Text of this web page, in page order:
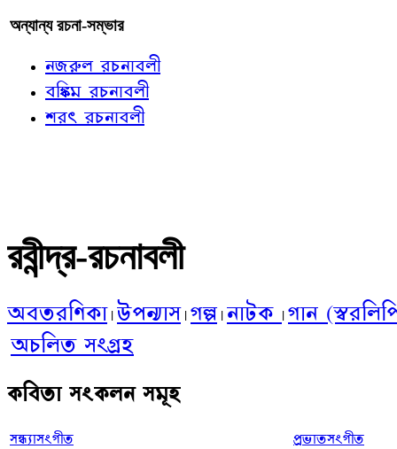
অন্যান্য রচনা-সম্ভার
নজরুল রচনাবলী
বঙ্কিম রচনাবলী
শরৎ রচনাবলী
রবীন্দ্র-রচনাবলী
অবতরণিকা |উপন্যাস |গল্প |‌নাটক |গান
অচলিত সংগ্রহ
কবিতা সংকলন সমূহ
সন্ধ্যাসংগীত
প্রভাতসংগীত